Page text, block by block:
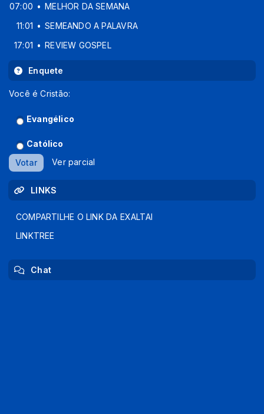
07:00
MELHOR DA SEMANA
11:01
SEMEANDO A PALAVRA
17:01
REVIEW GOSPEL
Enquete
Você é Cristão:
Evangélico
Católico
Votar
Ver parcial
LINKS
COMPARTILHE O LINK DA EXALTAI
LINKTREE
Chat